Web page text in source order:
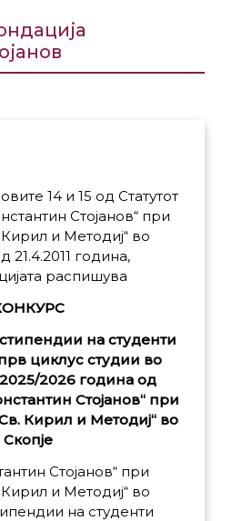
14 и 15 од Статутот
Стојанов“ при
и Методиј“ во
21.4.2011 година,
распишува
на студенти
циклус студии во
2026 година од
Стојанов“ при
Кирил и Методиј“ во
Скопје
Стојанов“ при
и Методиј“ во
на студенти